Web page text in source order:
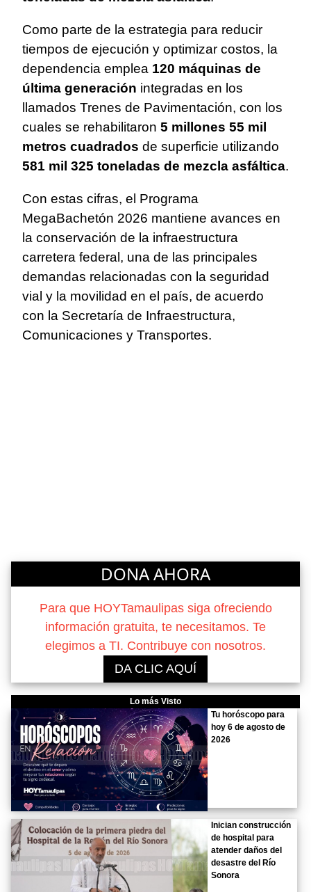
Como parte de la estrategia para reducir
tiempos de ejecución y optimizar costos, la
dependencia emplea 120 máquinas de
última generación integradas en los
llamados Trenes de Pavimentación, con los
cuales se rehabilitaron 5 millones 55 mil
metros cuadrados de superficie utilizando
581 mil 325 toneladas de mezcla asfáltica.
Con estas cifras, el Programa
MegaBachetón 2026 mantiene avances en
la conservación de la infraestructura
carretera federal, una de las principales
demandas relacionadas con la seguridad
vial y la movilidad en el país, de acuerdo
con la Secretaría de Infraestructura,
Comunicaciones y Transportes.
DONA AHORA
Para que HOYTamaulipas siga ofreciendo
información gratuita, te necesitamos. Te
elegimos a TI. Contribuye con nosotros.
DA CLIC AQUÍ
Lo más Visto
Tu horóscopo para
hoy 6 de agosto de
2026
Inician construcción
de hospital para
atender daños del
desastre del Río
Sonora